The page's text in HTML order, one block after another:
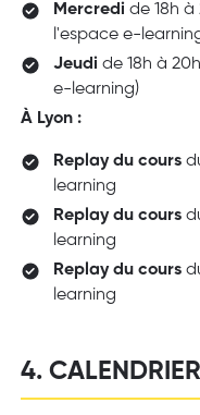
Mercredi de 18h à
l'espace e-
Jeudi de 18h à
e-learning)
À Lyon :
Replay du cours
learning
Replay du cours
learning
Replay du cours
learning
4.